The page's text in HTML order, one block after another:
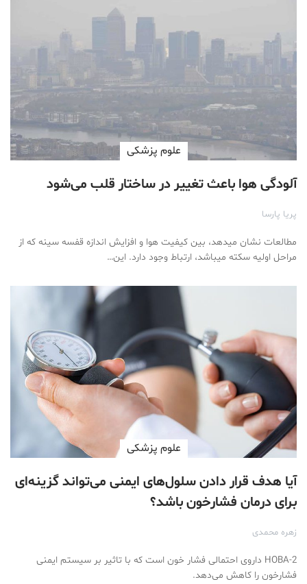
علوم پزشكی
آلودگی هوا باعث تغییر در ساختار قلب می‌شود
پریا پارسا
مطالعات نشان میدهد، بین کیفیت هوا و افزایش اندازه قفسه سینه که از
مراحل اولیه سکته میباشد، ارتباط وجود دارد. این…
علوم پزشكی
آیا هدف قرار دادن سلول‌های ایمنی می‌تواند گزینه‌ای
برای درمان فشارخون باشد؟
زهره محمدی
2-HOBA داروی احتمالی فشار خون است که با تاثیر بر سیستم ایمنی
فشارخون را کاهش می‌دهد.